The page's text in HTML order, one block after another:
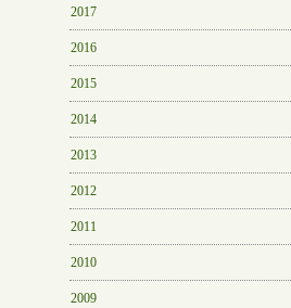
2017
2016
2015
2014
2013
2012
2011
2010
2009